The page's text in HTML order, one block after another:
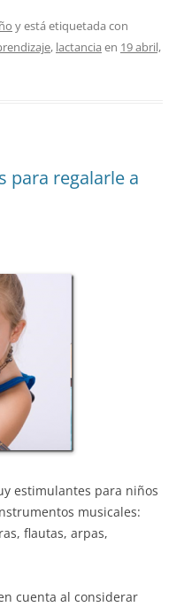
y está etiquetada con
, lactancia en 19 abril,
para regalarle a
estimulantes para niños
musicales:
flautas, arpas,
cuenta al considerar